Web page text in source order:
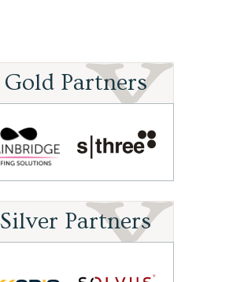
Gold Partners
Silver Partners